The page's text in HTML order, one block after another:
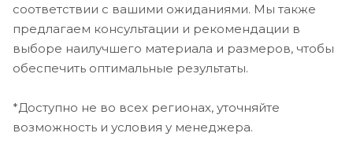
соответствии с вашими ожиданиями. Мы также
предлагаем консультации и рекомендации в
выборе наилучшего материала и размеров, чтобы
обеспечить оптимальные результаты.
*Доступно не во всех регионах, уточняйте
возможность и условия у менеджера.